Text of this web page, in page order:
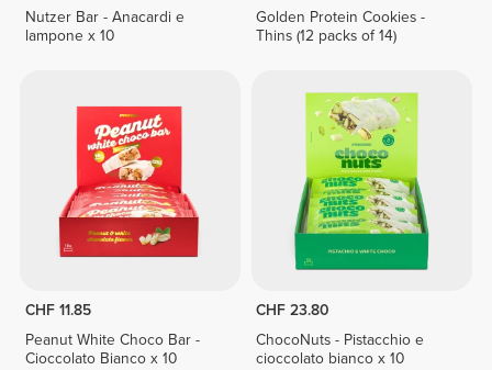
Nutzer Bar - Anacardi e
lampone x 10
Golden Protein Cookies -
Thins (12 packs of 14)
CHF 11.85
Peanut White Choco Bar -
Cioccolato Bianco x 10
CHF 23.80
ChocoNuts - Pistacchio e
cioccolato bianco x 10